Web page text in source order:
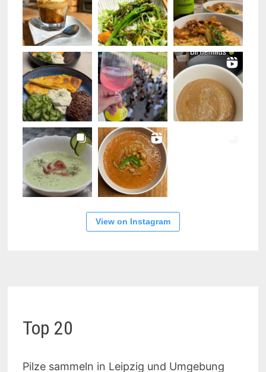
View on Instagram
Top 20
Pilze sammeln in Leipzig und Umgebung